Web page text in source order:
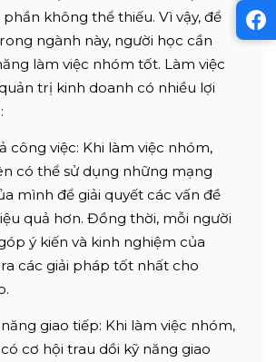
không thể thiếu. Vì vậy, để
ngành này, người học cần
làm việc nhóm tốt. Làm việc
trị kinh doanh có nhiều lợi
công việc: Khi làm việc nhóm,
có thể sử dụng những mạng
mình để giải quyết các vấn đề
quả hơn. Đồng thời, mỗi người
ý kiến và kinh nghiệm của
các giải pháp tốt nhất cho
giao tiếp: Khi làm việc nhóm,
cơ hội trau dồi kỹ năng giao